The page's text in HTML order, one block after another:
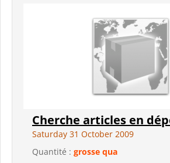
Cherche articles en
Saturday 31 October 2009
Quantité : grosse qua